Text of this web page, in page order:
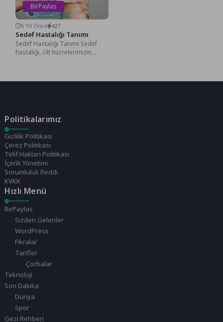
BirPaylas
5 Yıl Önce 427
Sedef Hastalığı Tanımı
Sedef Hastalığı Tanımı Sedef
hastalığı, cilt hücrelerimizin
Politikalarımız
Gizlilik Politikası
Çerez Politikası
Telif Hakları Politikası
İçerik Yönetimi
Sorumluluk Reddi
KVKK
Hızlı Menü
BirPaylas
Sizden Gelenler
WordPress
Fıkralar
Tarifler
Çorbalar
Teknoloji
Son Dakika
Dünya
Spor
Gezi Rehberi